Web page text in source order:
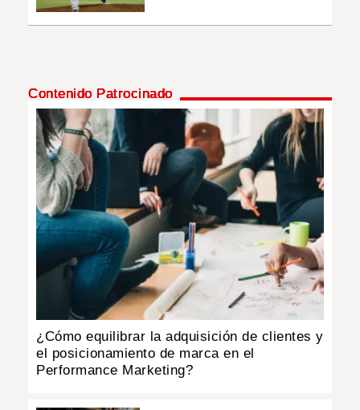
Contenido Patrocinado
¿Cómo equilibrar la adquisición de clientes y
el posicionamiento de marca en el
Performance Marketing?